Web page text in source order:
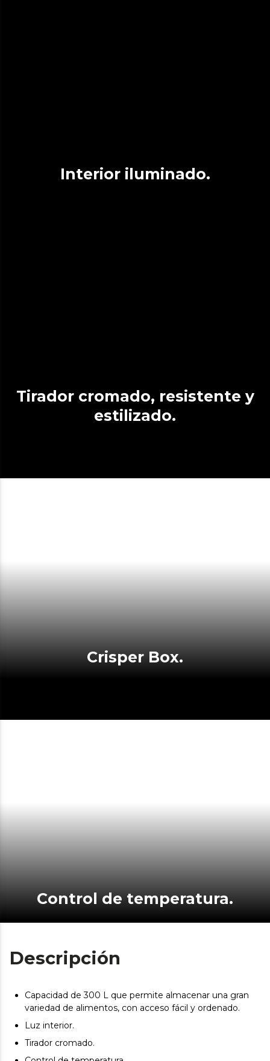
Interior iluminado.
Tirador cromado, resistente y
estilizado.
Crisper Box.
Control de temperatura.
Descripción
Capacidad de 300 L que permite almacenar una gran
variedad de alimentos, con acceso fácil y ordenado.
Luz interior.
Tirador cromado.